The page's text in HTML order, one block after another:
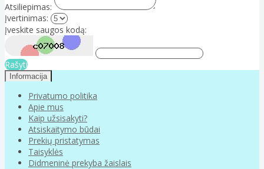
Atsiliepimas:
Įvertinimas:
Įveskite saugos kodą:
Rašyti
Informacija
Privatumo politika
Apie mus
Kaip užsisakyti?
Atsiskaitymo būdai
Prekių pristatymas
Taisyklės
Didmeninė prekyba žaislais